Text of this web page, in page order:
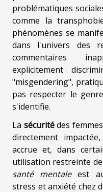
problématiques
comme la
phénomènes se
dans l'univers des
commentaires
explicitement
"misgendering",
pas respecter le
s'identifie.
La sécuritédes
directement
accrue et, dans
utilisation restreinte de
santé mentaleest
stress et anxiété chez